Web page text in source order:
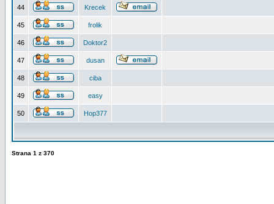
44 Krecek
45 frolik
46 Doktor2
47 dusan
48 ciba
49 easy
50 Hop377
Strana 1 z 370